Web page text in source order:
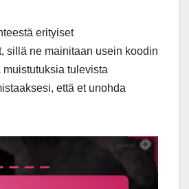
erityiset
sillä ne mainitaan usein koodin
tulevista
että et unohda